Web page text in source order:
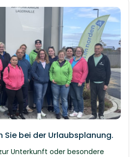
Sie bei der Urlaubsplanung.
Unterkunft oder besondere